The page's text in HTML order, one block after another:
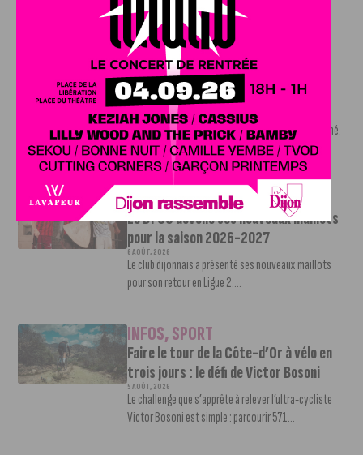
d’absence. La saison...
INFOS,SPORT
Nouvelle arrivée à la JDA Basket,
Shevon Thompson est dijonnais
7 AOÛT, 2026
Le mercato estival de la JDA n’est pas encore terminé.
Une nouvelle recrue vient...
INFOS,SPORT
Le DFCO dévoile ses nouveaux maillots
pour la saison 2026-2027
6 AOÛT, 2026
Le club dijonnais a présenté ses nouveaux maillots
pour son retour en Ligue 2....
INFOS,SPORT
Faire le tour de la Côte-d’Or à vélo en
trois jours : le défi de Victor Bosoni
5 AOÛT, 2026
Le challenge que s’apprête à relever l’ultra-cycliste
Victor Bosoni est simple : parcourir 571...